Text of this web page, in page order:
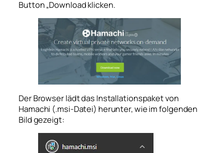
Button „Download klicken.
Der Browser lädt das Installationspaket von
Hamachi (.msi-Datei) herunter, wie im folgenden
Bild gezeigt: